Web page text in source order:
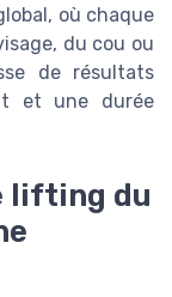
où chaque
du cou ou
de résultats
et une durée
lifting du